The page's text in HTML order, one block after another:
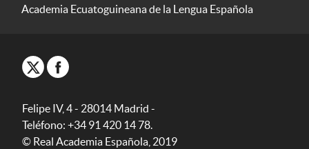
Academia Ecuatoguineana de la Lengua Española
Felipe IV, 4 - 28014 Madrid -
Teléfono: +34 91 420 14 78.
© Real Academia Española, 2019